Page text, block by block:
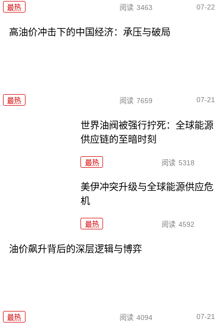
最热 阅读 3463 07-22
高油价冲击下的中国经济：承压与破局
最热 阅读 7659 07-21
世界油阀被强行拧死：全球能源
供应链的至暗时刻
最热 阅读 5318
美伊冲突升级与全球能源供应危
机
最热 阅读 4592
油价飙升背后的深层逻辑与博弈
最热 阅读 4094 07-21